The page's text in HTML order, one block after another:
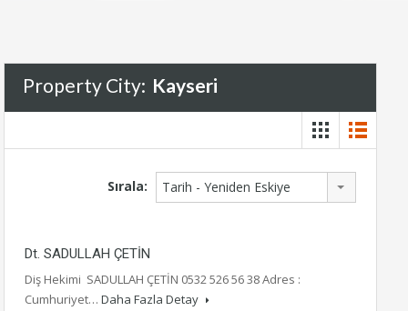
Property City: Kayseri
Sırala: Tarih - Yeniden Eskiye
Dt. SADULLAH ÇETİN
Diş Hekimi SADULLAH ÇETİN 0532 526 56 38 Adres :
Cumhuriyet… Daha Fazla Detay